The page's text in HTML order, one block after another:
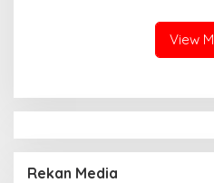
View
Rekan Media